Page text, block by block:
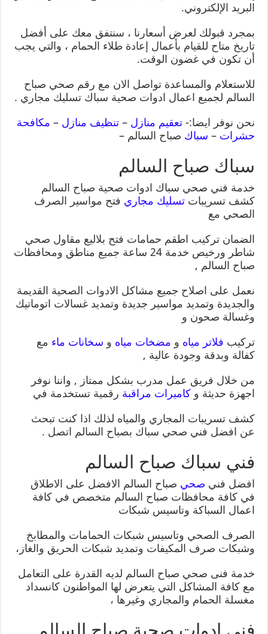
البريد الإلكتروني.
بمجرد قبولك لعرض أسعارنا ، سنتفق معك على أفضل
تاريخ متاح للقيام بأعمال إعادة طلاء الحمام ، والتي يجب
أن تكون في غضون الوقت.
للاستعلام والمساعدة تواصل الان مع رقم صحي صباح
السالم لجميع اعمال ادوات صحية سباك تسليك مجاري .
نحن نوفر ايضا:-تعقيم منازل –تنظيف منازل – مكافحة
حشرات – سباك صباح السالم –
سباك صباح السالم
خدمة فني صحي سباك ادوات صحية صباح السالم
كشف تسريباتتسليك مجاري فتح مواسير الصرف
الصحي مع
الضمان تركيب اطقم حمامات فتح بلاليع مقاول صحي
شاطر ورخيص خدمة 24 ساعة جميع مناطق ومحافظات
صباح السالم ,
نعمل على اصلاح جميع مشاكل الادوات الصحية القديمة
والجديدة وتمديد مواسير جديدة وتمديد غسالات اتوماتيك
وغسالة صحون و
تركيب فلاتر مياه و مضخات مياه و سخانات ماء مع
كفالة وبدقة وجودة عالية ,
من خلال فريق عمل مدرب بشكل ممتاز , واننا نوفر
اجهزة حديثة وكاميرات مراقبة رقمية تستخدمة في
كشف تسريبات المجاري والمياه لذلك اذا كنت تبحث
عن افضل فني صحي سباك بصباح السالم اتصل .
فني سباك صباح السالم
افضل فني صحي صباح السالم الافضل على الاطلاق
في كافة محافظات صباح السالم متخصص في كافة
اعمال السباكة وتاسيس شبكات
الصرف الصحي وتاسيس شبكات الحمامات والمطابخ
وشبكات صرف المكيفات وتمديد شبكات الحريق والغاز،
خدمة فنى صحي صباح السالم لديه القدرة على التعامل
مع كافة المشاكل التي يتعرض لها المواطنون كانسداد
مغسلة الحمام والمجاري وغيرها ،